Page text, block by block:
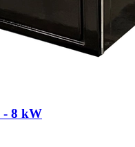
- 8 kW